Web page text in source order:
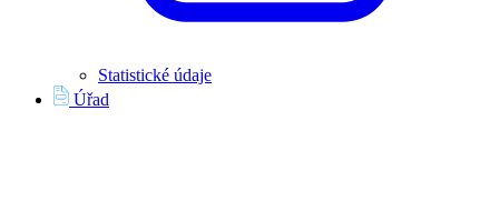
Statistické údaje
Úřad